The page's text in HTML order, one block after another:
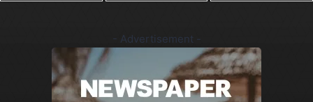
- Advertisement -